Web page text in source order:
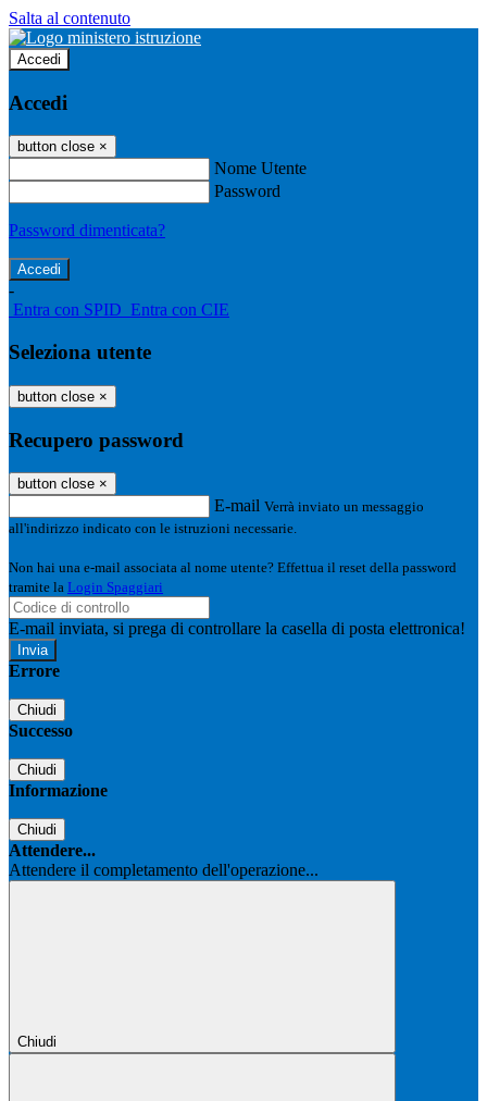
Salta al contenuto
Accedi
Accedi
button close ×
Nome Utente
Password
Password dimenticata?
-
Entra con SPID Entra con CIE
Seleziona utente
button close ×
Recupero password
button close ×
E-mail Verrà inviato un messaggio
all'indirizzo indicato con le istruzioni necessarie.
Non hai una e-mail associata al nome utente? Effettua il reset della password
tramite la Login Spaggiari
E-mail inviata, si prega di controllare la casella di posta elettronica!
Errore
Chiudi
Successo
Chiudi
Informazione
Chiudi
Attendere...
Attendere il completamento dell'operazione...
Chiudi